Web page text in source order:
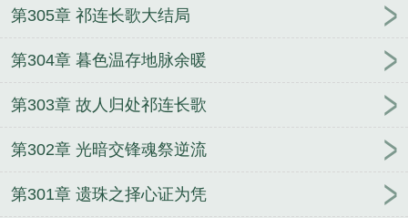
胡仙结婚生的孩子为什么会夭折
出
仙胡家仙姑 胡仙出马仙附体的特征
出马仙胡仙夫君
爱肉鸽游戏！（Sexual Rogue Game!）
全民求生：
色 快穿之被妖怪系统附身后
母上怎么对我欲求不
满
[综崩铁]从成为令使开始创飞所有人！
仙子下地
狱前传
隐性少女 白沐沐的异世咸鱼生活
穿到灾荒
第305章 祁连长歌大结局
第304章 暮色温存地脉余暖
第303章 故人归处祁连长歌
第302章 光暗交锋魂祭逆流
第301章 遗珠之择心证为凭